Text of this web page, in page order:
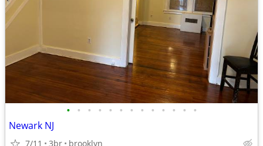
• • • • • • • • • • • • •
Newark NJ
7/11 3br brooklyn